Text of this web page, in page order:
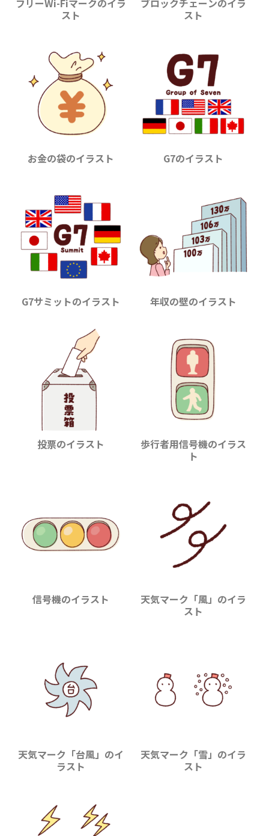
フリーWi-Fiマークのイラ
スト
ブロックチェーンのイラ
スト
お金の袋のイラスト G7のイラスト
G7サミットのイラスト 年収の壁のイラスト
投票のイラスト
歩行者用信号機のイラス
ト
信号機のイラスト
天気マーク「風」のイラ
スト
天気マーク「台風」のイ
ラスト
天気マーク「雪」のイラ
スト